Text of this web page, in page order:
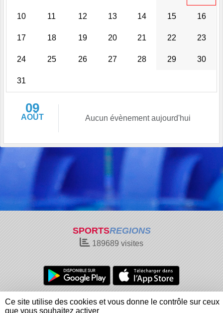
10 11 12 13 14 15 16
17 18 19 20 21 22 23
24 25 26 27 28 29 30
31
09
AOÛT Aucun évènement aujourd'hui
SPORTSREGIONS
189689 visites
Charte cookies
Gestion des cookies
Informations légales
Signaler un contenu inapproprié
Ce site utilise des cookies et vous donne le contrôle sur ceux
que vous souhaitez activer